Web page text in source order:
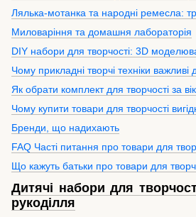
Лялька-мотанка та народні ремесла:
Миловаріння та домашня лабораторія
DIY набори для творчості: 3D
Чому прикладні творчі техніки
Як обрати комплект для творчості за
Чому купити товари для творчості
Бренди, що надихають
FAQ Часті питання про товари для
Що кажуть батьки про товари для
Дитячі набори для
рукоділля